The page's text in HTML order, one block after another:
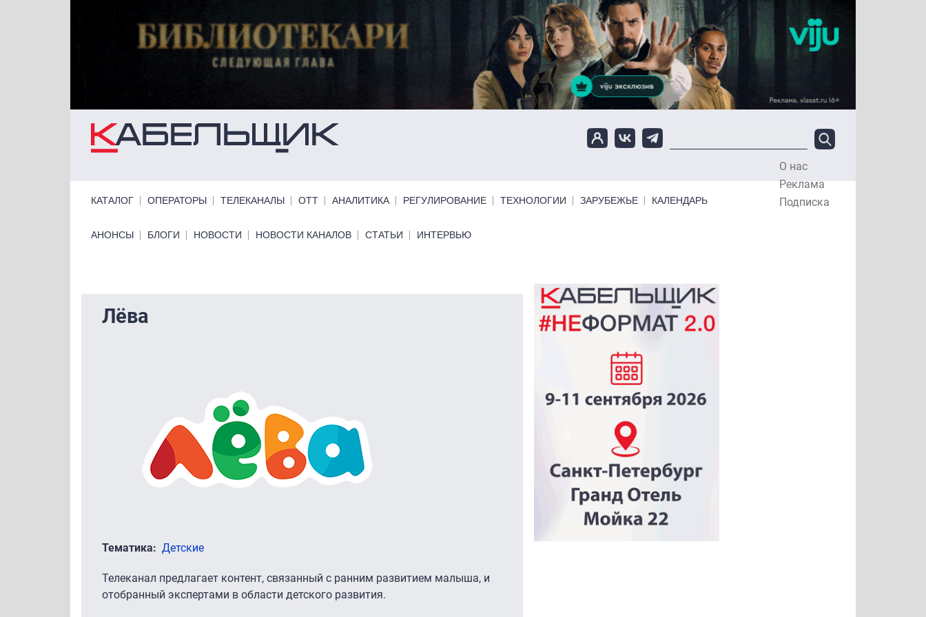
О нас
Реклама
Подписка
КАТАЛОГ ОПЕРАТОРЫ ТЕЛЕКАНАЛЫ ОТТ АНАЛИТИКА РЕГУЛИРОВАНИЕ ТЕХНОЛОГИИ ЗАРУБЕЖЬЕ КАЛЕНДАРЬ
Primary links bottom
АНОНСЫ БЛОГИ НОВОСТИ НОВОСТИ КАНАЛОВ СТАТЬИ ИНТЕРВЬЮ
Лёва
Тематика Детские
Телеканал предлагает контент, связанный с ранним развитием малыша, и
отобранный экспертами в области детского развития.